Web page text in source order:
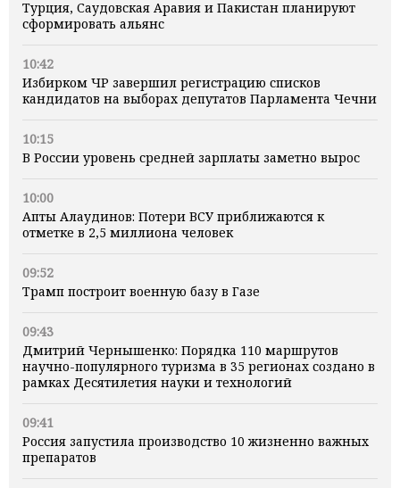
Турция, Саудовская Аравия и Пакистан планируют
сформировать альянс
10:42
Избирком ЧР завершил регистрацию списков
кандидатов на выборах депутатов Парламента Чечни
10:15
В России уровень средней зарплаты заметно вырос
10:00
Апты Алаудинов: Потери ВСУ приближаются к
отметке в 2,5 миллиона человек
09:52
Трамп построит военную базу в Газе
09:43
Дмитрий Чернышенко: Порядка 110 маршрутов
научно-популярного туризма в 35 регионах создано в
рамках Десятилетия науки и технологий
09:41
Россия запустила производство 10 жизненно важных
препаратов